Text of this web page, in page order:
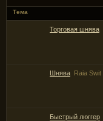
Тема
Торговая шнява
Шнява Raia Swit
Быстрый люггер